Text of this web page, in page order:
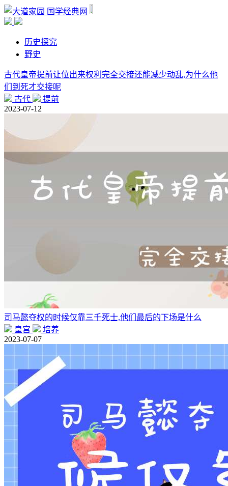
国学经典网
历史探究
野史
古代皇帝提前让位出来权利完全交接还能减少动乱,为什么他
们到死才交接呢
古代
提前
2023-07-12
司马懿夺权的时候仅靠三千死士,他们最后的下场是什么
皇宫
培养
2023-07-07